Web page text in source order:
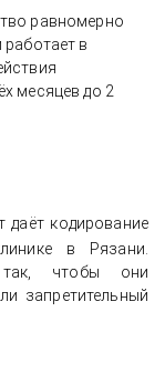
равномерно
работает в
месяцев до 2
даёт кодирование
в Рязани.
так, чтобы они
запретительный